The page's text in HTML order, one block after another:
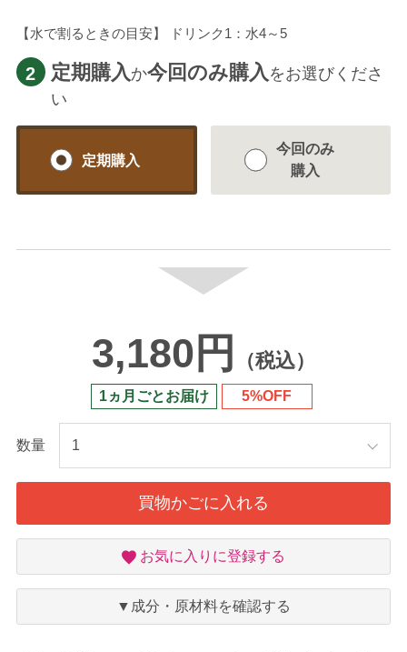
【水で割るときの目安】 ドリンク1：水4～5
2 定期購入 か今回のみ購入 をお選びくださ
い
定期購入
今回のみ
購入
3,180円 （税込）
1ヵ月ごとお届け 5%OFF
数量
買物かごに入れる
お
入
り
お気に入りに登録する
▼成分・原材料を確認する